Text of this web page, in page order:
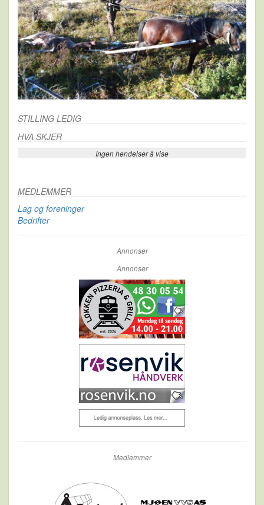
STILLING LEDIG
HVA SKJER
Ingen hendelser å vise
Se flere…
MEDLEMMER
Lag og foreninger
Bedrifter
Annonser
Annonser
Medlemmer